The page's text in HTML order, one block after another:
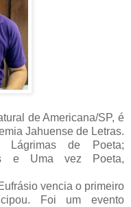
de Americana/SP, é
Jahuense de Letras.
de Poeta;
e Uma vez Poeta,
vencia o primeiro
Foi um evento